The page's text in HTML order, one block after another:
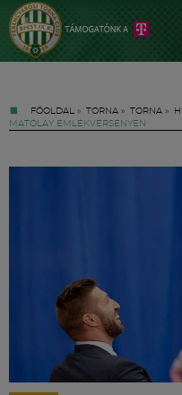
FŐOLDAL » TORNA » TORNA »
MATOLAY EMLÉKVERSENYEN
FM YouTube +